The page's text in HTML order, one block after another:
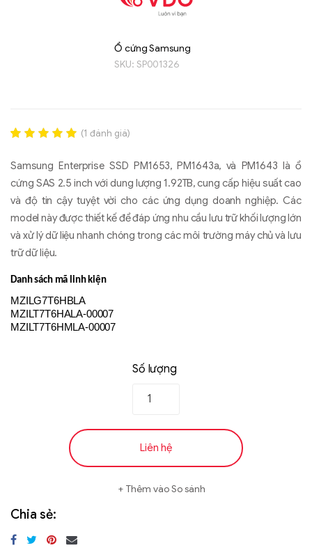
Ổ cứng Samsung
SKU: SP001326
out of 5
based on
đánh giá
(1 đánh giá)
Samsung Enterprise SSD PM1653, PM1643a, và PM1643 là ổ
cứng SAS 2.5 inch với dung lượng 1.92TB, cung cấp hiệu suất cao
và độ tin cậy tuyệt vời cho các ứng dụng doanh nghiệp. Các
model này được thiết kế để đáp ứng nhu cầu lưu trữ khối lượng lớn
và xử lý dữ liệu nhanh chóng trong các môi trường máy chủ và lưu
trữ dữ liệu.
Danh sách mã linh kiện
MZILG7T6HBLA
MZILT7T6HALA-00007
MZILT7T6HMLA-00007
Số lượng
Liên hệ
Thêm vào So sánh
Chia sẻ:
Liên hệ
SK hynix - DRAM
- GDDR - GDDR6